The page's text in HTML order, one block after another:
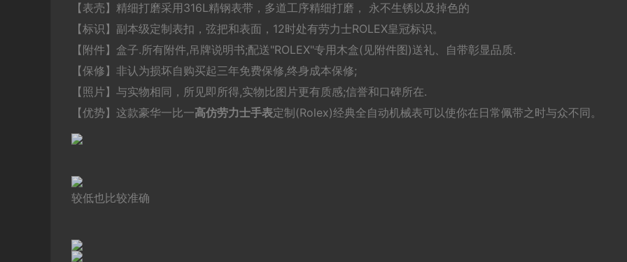
【表壳】精细打磨采用316L精钢表带，多道工序精细打磨， 永不生锈以及掉色的
【标识】副本级定制表扣，弦把和表面，12时处有劳力士ROLEX皇冠标识。
【附件】盒子.所有附件,吊牌说明书;配送"ROLEX"专用木盒(见附件图)送礼、自带彰显品质.
【保修】非认为损坏自购买起三年免费保修,终身成本保修;
【照片】与实物相同，所见即所得,实物比图片更有质感;信誉和口碑所在.
【优势】这款豪华一比一高仿劳力士手表定制(Rolex)经典全自动机械表可以使你在日常佩带之时与众不同。
较低也比较准确